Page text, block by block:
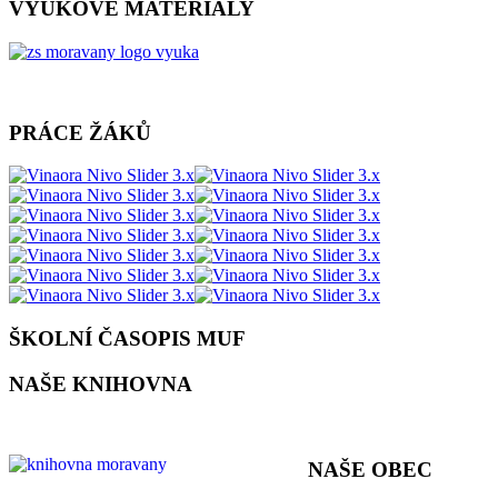
VÝUKOVÉ MATERIÁLY
PRÁCE ŽÁKŮ
ŠKOLNÍ ČASOPIS MUF
NAŠE KNIHOVNA
NAŠE OBEC